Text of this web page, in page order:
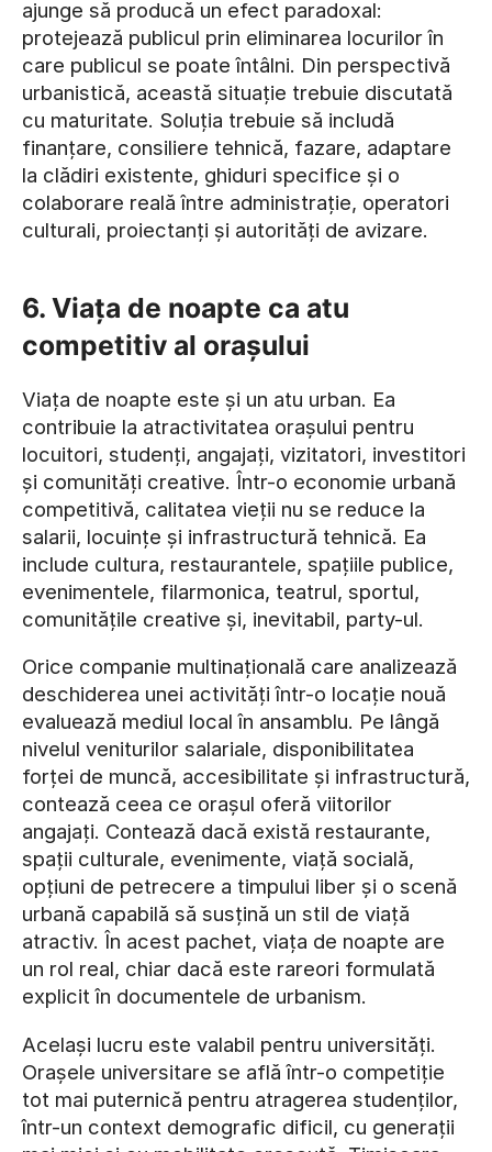
ajunge să producă un efect paradoxal:
protejează publicul prin eliminarea locurilor în
care publicul se poate întâlni. Din perspectivă
urbanistică, această situație trebuie discutată
cu maturitate. Soluția trebuie să includă
finanțare, consiliere tehnică, fazare, adaptare
la clădiri existente, ghiduri specifice și o
colaborare reală între administrație, operatori
culturali, proiectanți și autorități de avizare.
6. Viața de noapte ca atu
competitiv al orașului
Viața de noapte este și un atu urban. Ea
contribuie la atractivitatea orașului pentru
locuitori, studenți, angajați, vizitatori, investitori
și comunități creative. Într-o economie urbană
competitivă, calitatea vieții nu se reduce la
salarii, locuințe și infrastructură tehnică. Ea
include cultura, restaurantele, spațiile publice,
evenimentele, filarmonica, teatrul, sportul,
comunitățile creative și, inevitabil, party-ul.
Orice companie multinațională care analizează
deschiderea unei activități într-o locație nouă
evaluează mediul local în ansamblu. Pe lângă
nivelul veniturilor salariale, disponibilitatea
forței de muncă, accesibilitate și infrastructură,
contează ceea ce orașul oferă viitorilor
angajați. Contează dacă există restaurante,
spații culturale, evenimente, viață socială,
opțiuni de petrecere a timpului liber și o scenă
urbană capabilă să susțină un stil de viață
atractiv. În acest pachet, viața de noapte are
un rol real, chiar dacă este rareori formulată
explicit în documentele de urbanism.
Același lucru este valabil pentru universități.
Orașele universitare se află într-o competiție
tot mai puternică pentru atragerea studenților,
într-un context demografic dificil, cu generații